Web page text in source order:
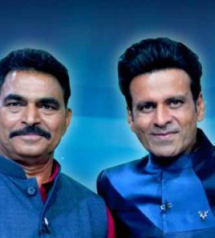
करोडपती’
–
रंगणार
ज्ञान
आणि
मनोरंजन
यांचा
अद्भुत
खेळ!